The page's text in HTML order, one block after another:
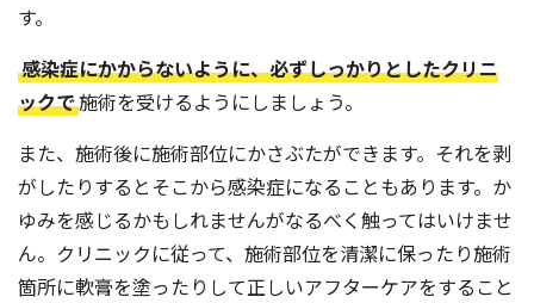
す。
感染症にかからないように、必ずしっかりとしたクリニ
ックで施術を受けるようにしましょう。
また、施術後に施術部位にかさぶたができます。それを剥
がしたりするとそこから感染症になることもあります。か
ゆみを感じるかもしれませんがなるべく触ってはいけませ
ん。クリニックに従って、施術部位を清潔に保ったり施術
箇所に軟膏を塗ったりして正しいアフターケアをすること